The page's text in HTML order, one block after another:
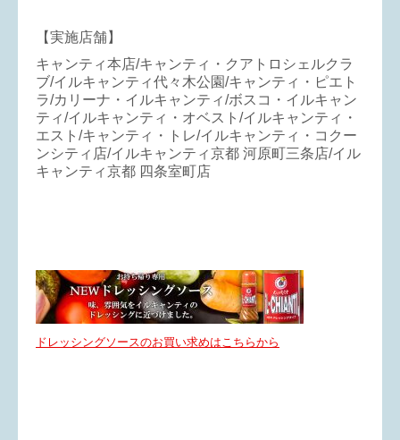
【実施店舗】
キャンティ本店/キャンティ・クアトロシェルクラ
ブ/イルキャンティ代々木公園/キャンティ・ピエト
ラ/カリーナ・イルキャンティ/ボスコ・イルキャン
ティ/イルキャンティ・オベスト/イルキャンティ・
エスト/キャンティ・トレ/イルキャンティ・コクー
ンシティ店/イルキャンティ京都 河原町三条店/イル
キャンティ京都 四条室町店
ドレッシングソースのお買い求めはこちらから